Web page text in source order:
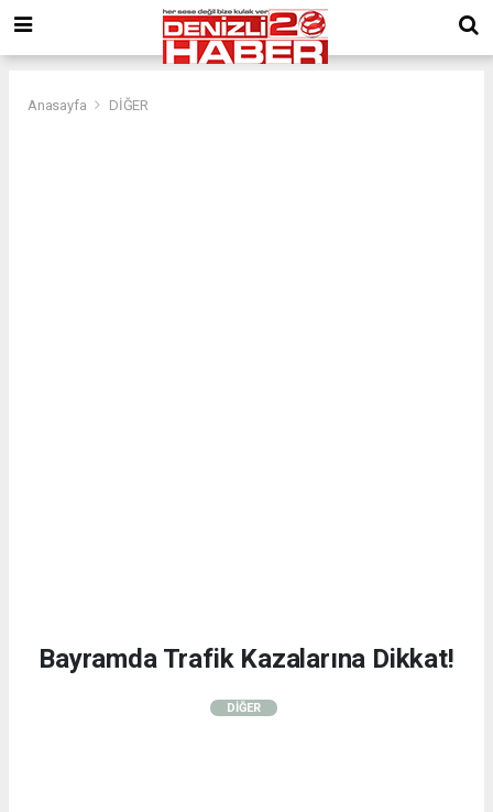
Anasayfa DİĞER
Bayramda Trafik Kazalarına Dikkat!
DİĞER